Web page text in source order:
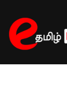
Skip
to
content